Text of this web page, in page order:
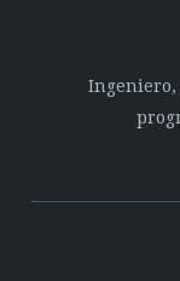
Ingeniero,